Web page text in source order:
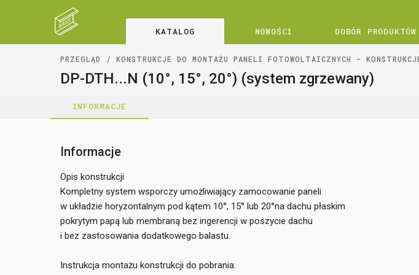
KATALOG NOWOŚCI DOBÓR PRODUKTÓW
PRZEGLĄD KONSTRUKCJE DO MONTAŻU PANELI FOTOWOLTAICZNYCH -
DP-DTH...N (10°, 15°, 20°) (system zgrzewany)
INFORMACJE
Informacje
Opis konstrukcji
Kompletny system wsporczy umożliwiający zamocowanie paneli
w układzie horyzontalnym pod kątem 10°, 15° lub 20°na dachu płaskim
pokrytym papą lub membraną bez ingerencji w poszycie dachu
i bez zastosowania dodatkowego balastu.
Instrukcja montażu konstrukcji do pobrania: